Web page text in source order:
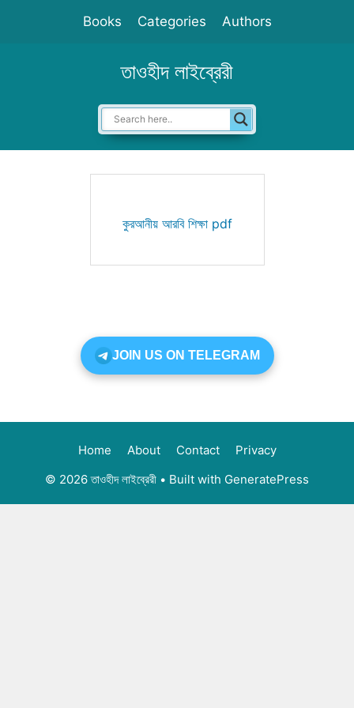
Books Categories Authors
তাওহীদ লাইব্রেরী
কুরআনীয় আরবি শিক্ষা pdf
JOIN US ON TELEGRAM
Home About Contact
Privacy
© 2026 তাওহীদ লাইব্রেরী • Built with GeneratePress